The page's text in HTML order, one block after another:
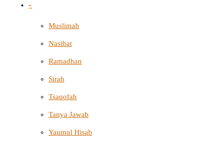
-
Muslimah
Nasihat
Ramadhan
Sirah
Tsaqofah
Tanya Jawab
Yaumul Hisab